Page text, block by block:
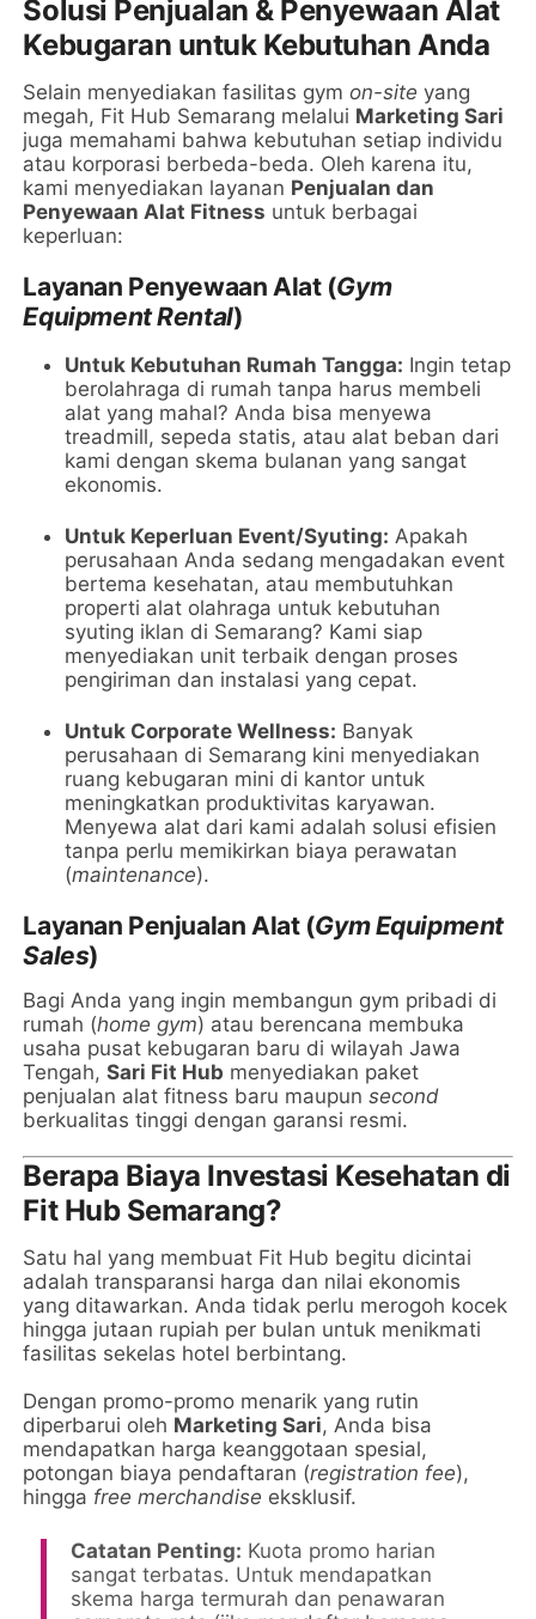
Solusi Penjualan & Penyewaan Alat
Kebugaran untuk Kebutuhan Anda
Selain menyediakan fasilitas gymon-site yang
megah, Fit Hub Semarang melalui Marketing Sari
juga memahami bahwa kebutuhan setiap individu
atau korporasi berbeda-beda. Oleh karena itu,
kami menyediakan layanan Penjualan dan
Penyewaan Alat Fitness untuk berbagai
keperluan:
Layanan Penyewaan Alat (Gym
Equipment Rental)
Untuk Kebutuhan Rumah Tangga: Ingin tetap
berolahraga di rumah tanpa harus membeli
alat yang mahal? Anda bisa menyewa
treadmill, sepeda statis, atau alat beban dari
kami dengan skema bulanan yang sangat
ekonomis.
Untuk Keperluan Event/Syuting: Apakah
perusahaan Anda sedang mengadakan event
bertema kesehatan, atau membutuhkan
properti alat olahraga untuk kebutuhan
syuting iklan di Semarang? Kami siap
menyediakan unit terbaik dengan proses
pengiriman dan instalasi yang cepat.
Untuk Corporate Wellness: Banyak
perusahaan di Semarang kini menyediakan
ruang kebugaran mini di kantor untuk
meningkatkan produktivitas karyawan.
Menyewa alat dari kami adalah solusi efisien
tanpa perlu memikirkan biaya perawatan
(maintenance).
Layanan Penjualan Alat (Gym Equipment
Sales)
Bagi Anda yang ingin membangun gym pribadi di
rumah (home gym) atau berencana membuka
usaha pusat kebugaran baru di wilayah Jawa
Tengah,Sari Fit Hub menyediakan paket
penjualan alat fitness baru maupunsecond
berkualitas tinggi dengan garansi resmi.
Berapa Biaya Investasi Kesehatan di
Fit Hub Semarang?
Satu hal yang membuat Fit Hub begitu dicintai
adalah transparansi harga dan nilai ekonomis
yang ditawarkan. Anda tidak perlu merogoh kocek
hingga jutaan rupiah per bulan untuk menikmati
fasilitas sekelas hotel berbintang.
Dengan promo-promo menarik yang rutin
diperbarui oleh Marketing Sari, Anda bisa
mendapatkan harga keanggotaan spesial,
potongan biaya pendaftaran (registration fee),
hingga free merchandise eksklusif.
Catatan Penting: Kuota promo harian
sangat terbatas. Untuk mendapatkan
skema harga termurah dan penawaran